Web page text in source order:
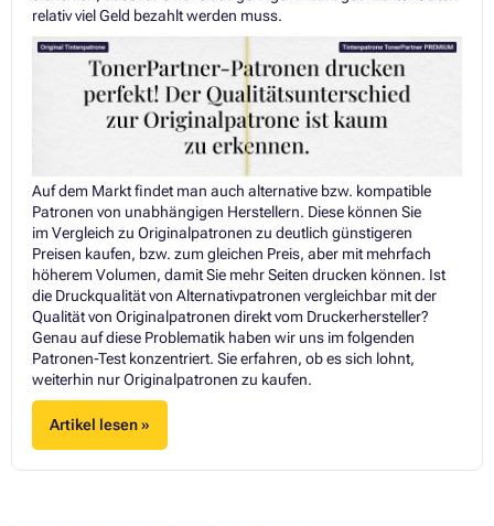
relativ viel Geld bezahlt werden muss.
Auf dem Markt findet man auch alternative bzw. kompatible
Patronen von unabhängigen Herstellern. Diese können Sie
im Vergleich zu Originalpatronen zu deutlich günstigeren
Preisen kaufen, bzw. zum gleichen Preis, aber mit mehrfach
höherem Volumen, damit Sie mehr Seiten drucken können. Ist
die Druckqualität von Alternativpatronen vergleichbar mit der
Qualität von Originalpatronen direkt vom Druckerhersteller?
Genau auf diese Problematik haben wir uns im folgenden
Patronen-Test konzentriert. Sie erfahren, ob es sich lohnt,
weiterhin nur Originalpatronen zu kaufen.
Artikel lesen »